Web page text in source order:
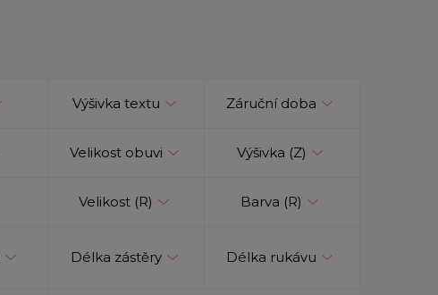
Výšivka textu Záruční doba
Velikost obuvi Výšivka (Z)
Velikost (R) Barva (R)
Délka zástěry Délka rukávu